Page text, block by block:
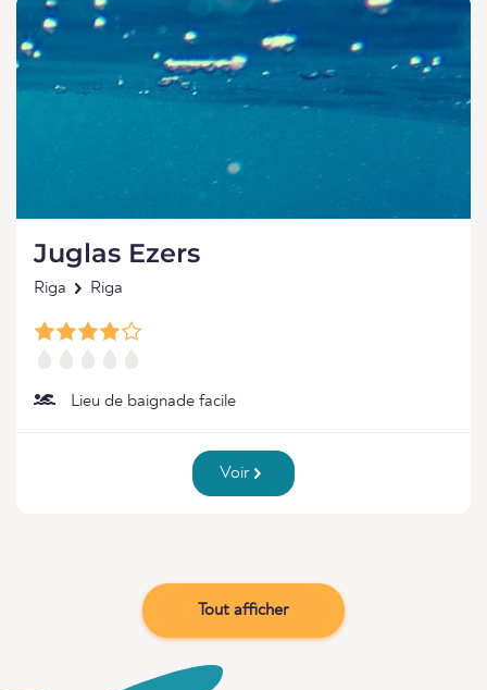
Juglas Ezers
Riga Riga
Lieu de baignade facile
Voir
Tout afficher